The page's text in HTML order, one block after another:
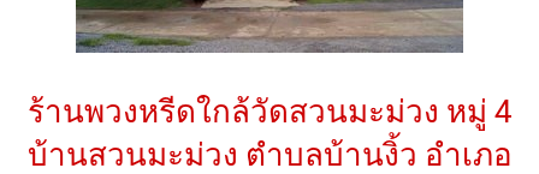
ร้านพวงหรีดใกล้วัดสวนมะม่วง หมู่ 4
บ้านสวนมะม่วง ตำบลบ้านงิ้ว อำเภอ